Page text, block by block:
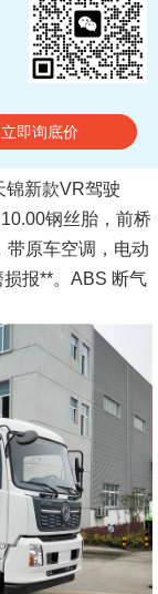
立即询底价
锦新款VR驾驶
钢丝胎，前桥
带原车空调，电动
报**。ABS 断气